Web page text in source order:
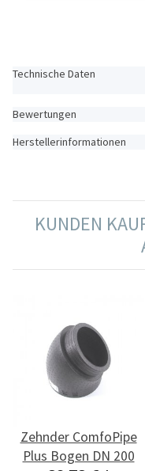
Technische Daten
Bewertungen
Herstellerinformationen
KUNDEN
Zehnder ComfoPipe
Plus Bogen DN 200